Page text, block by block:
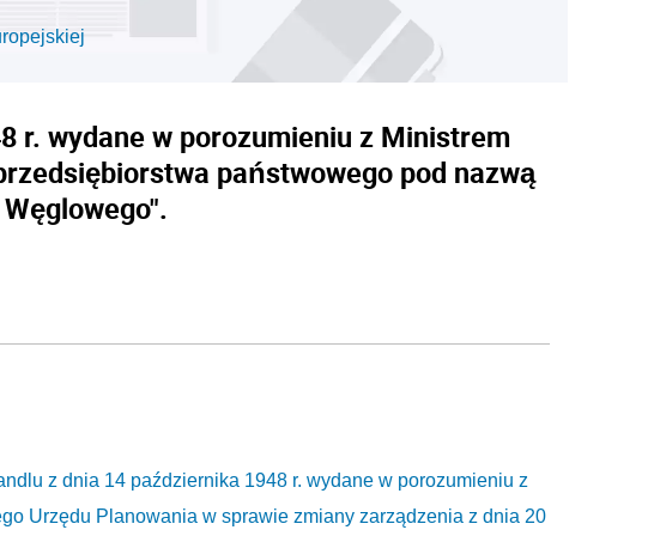
r. wydane w porozumieniu z Ministrem
państwowego pod nazwą
z dnia 14 października 1948 r. wydane w porozumieniu z
Urzędu Planowania w sprawie zmiany zarządzenia z dnia 20